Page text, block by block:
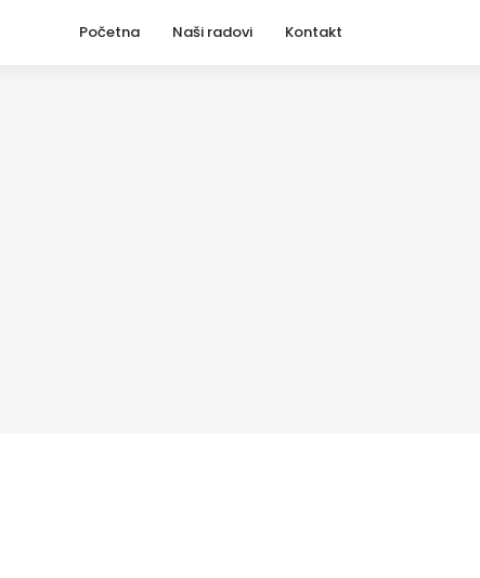
Početna Naši radovi Kontakt